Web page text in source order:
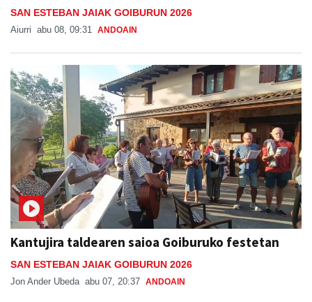
SAN ESTEBAN JAIAK GOIBURUN 2026
Aiurri abu 08, 09:31 ANDOAIN
Kantujira taldearen saioa Goiburuko festetan
SAN ESTEBAN JAIAK GOIBURUN 2026
Jon Ander Ubeda abu 07, 20:37 ANDOAIN